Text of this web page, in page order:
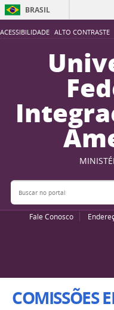
ACESSIBILIDADE ALTO CONTRASTE
BRASIL
Buscar no portal
Fale Conosco
COMISSÕES